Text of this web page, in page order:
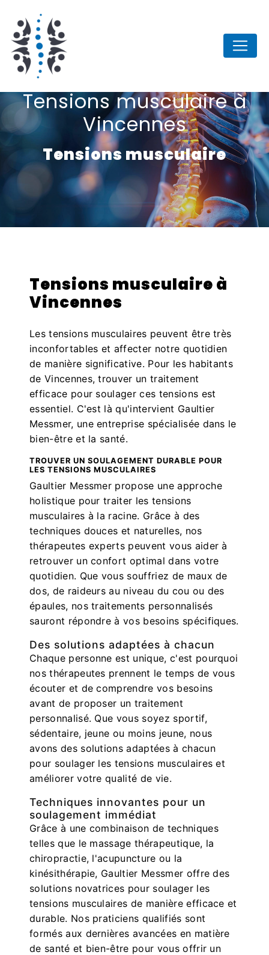
Tensions musculaire à
Vincennes
Tensions musculaire
Tensions musculaire à
Vincennes
Les tensions musculaires peuvent être très
inconfortables et affecter notre quotidien
de manière significative. Pour les habitants
de Vincennes, trouver un traitement
efficace pour soulager ces tensions est
essentiel. C'est là qu'intervient Gaultier
Messmer, une entreprise spécialisée dans le
bien-être et la santé.
TROUVER UN SOULAGEMENT DURABLE POUR
LES TENSIONS MUSCULAIRES
Gaultier Messmer propose une approche
holistique pour traiter les tensions
musculaires à la racine. Grâce à des
techniques douces et naturelles, nos
thérapeutes experts peuvent vous aider à
retrouver un confort optimal dans votre
quotidien. Que vous souffriez de maux de
dos, de raideurs au niveau du cou ou des
épaules, nos traitements personnalisés
sauront répondre à vos besoins spécifiques.
Des solutions adaptées à chacun
Chaque personne est unique, c'est pourquoi
nos thérapeutes prennent le temps de vous
écouter et de comprendre vos besoins
avant de proposer un traitement
personnalisé. Que vous soyez sportif,
sédentaire, jeune ou moins jeune, nous
avons des solutions adaptées à chacun
pour soulager les tensions musculaires et
améliorer votre qualité de vie.
Techniques innovantes pour un
soulagement immédiat
Grâce à une combinaison de techniques
telles que le massage thérapeutique, la
chiropractie, l'acupuncture ou la
kinésithérapie, Gaultier Messmer offre des
solutions novatrices pour soulager les
tensions musculaires de manière efficace et
durable. Nos praticiens qualifiés sont
formés aux dernières avancées en matière
de santé et bien-être pour vous offrir un